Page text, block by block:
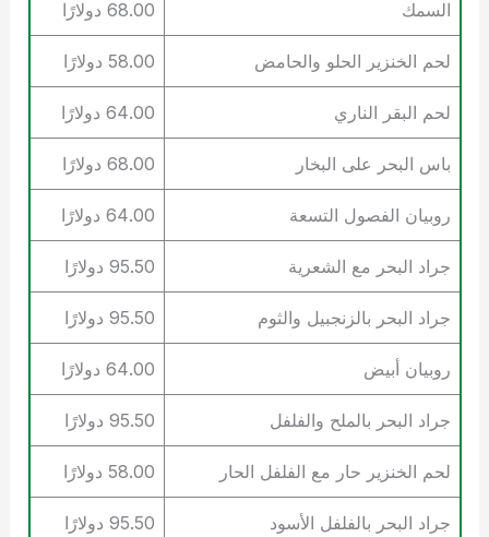
السمك 68.00 دولارًا
لحم الخنزير الحلو والحامض 58.00 دولارًا
لحم البقر الناري 64.00 دولارًا
باس البحر على البخار 68.00 دولارًا
روبيان الفصول التسعة 64.00 دولارًا
جراد البحر مع الشعرية 95.50 دولارًا
جراد البحر بالزنجبيل والثوم 95.50 دولارًا
روبيان أبيض 64.00 دولارًا
جراد البحر بالملح والفلفل 95.50 دولارًا
لحم الخنزير حار مع الفلفل الحار 58.00 دولارًا
جراد البحر بالفلفل الأسود 95.50 دولارًا